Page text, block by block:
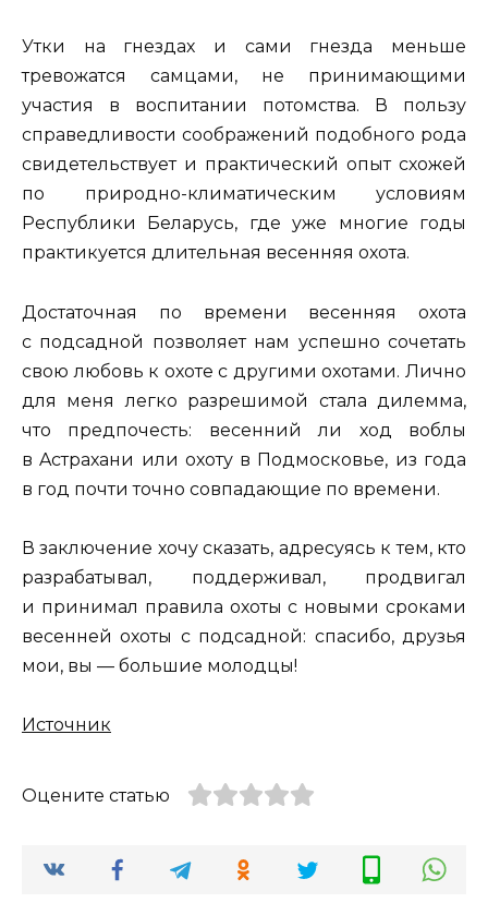
Утки на гнездах и сами гнезда меньше
тревожатся самцами, не принимающими
участия в воспитании потомства. В пользу
справедливости соображений подобного рода
свидетельствует и практический опыт схожей
по природно-климатическим условиям
Республики Беларусь, где уже многие годы
практикуется длительная весенняя охота.
Достаточная по времени весенняя охота
с подсадной позволяет нам успешно сочетать
свою любовь к охоте с другими охотами. Лично
для меня легко разрешимой стала дилемма,
что предпочесть: весенний ли ход воблы
в Aстрахани или охоту в Подмосковье, из года
в год почти точно совпадающие по времени.
В заключение хочу сказать, адресуясь к тем, кто
разрабатывал, поддерживал, продвигал
и принимал правила охоты с новыми сроками
весенней охоты с подсадной: спасибо, друзья
мои, вы — большие молодцы!
Источник
Оцените статью